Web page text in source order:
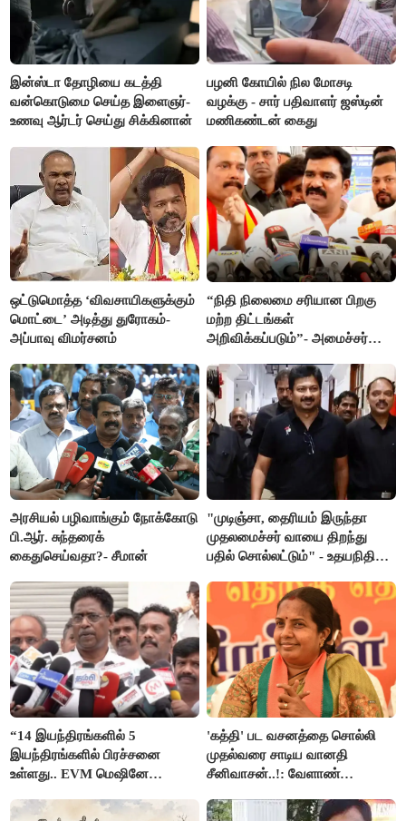
இன்ஸ்டா தோழியை கடத்தி
வன்கொடுமை செய்த இளைஞர்-
உணவு ஆர்டர் செய்து சிக்கினான்
பழனி கோயில் நில மோசடி
வழக்கு - சார் பதிவாளர் ஜஸ்டின்
மணிகண்டன் கைது
ஒட்டுமொத்த ‘விவசாயிகளுக்கும்
மொட்டை’ அடித்து துரோகம்-
அப்பாவு விமர்சனம்
“நிதி நிலைமை சரியான பிறகு
மற்ற திட்டங்கள்
அறிவிக்கப்படும்”- அமைச்சர்
அரசியல் பழிவாங்கும் நோக்கோடு
பி.ஆர். சுந்தரைக்
கைதுசெய்வதா?- சீமான்
"முடிஞ்சா, தைரியம் இருந்தா
முதலமைச்சர் வாயை திறந்து
பதில் சொல்லட்டும்" - உதயநிதி
“14 இயந்திரங்களில் 5
இயந்திரங்களில் பிரச்சனை
உள்ளது.. EVM மெஷினே
இளங்கோ
'கத்தி' பட வசனத்தை சொல்லி
முதல்வரை சாடிய வானதி
சீனிவாசன்..!: வேளாண்
எதிர்ப்பு!